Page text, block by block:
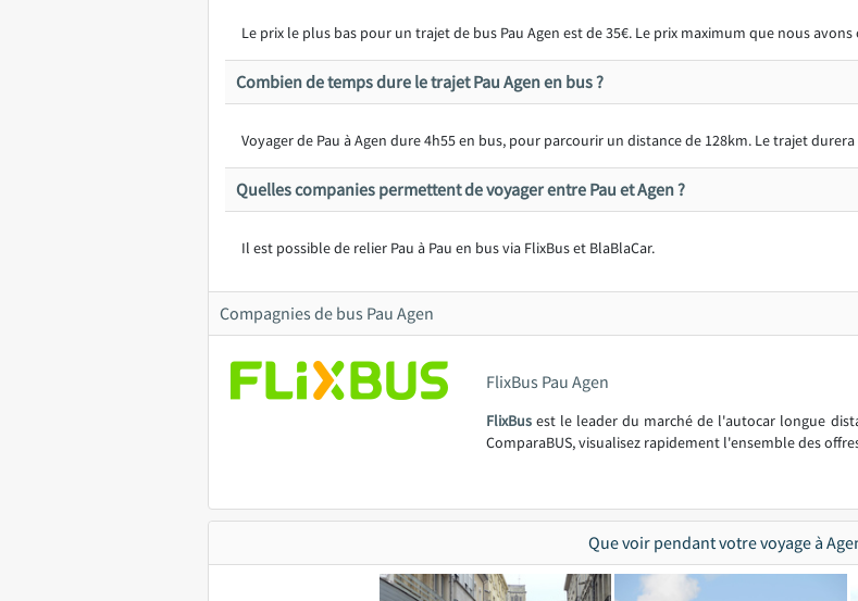
Le prix le plus bas pour un trajet de bus Pau Agen est de 35€. Le prix maximum que nous avons
Combien de temps dure le trajet Pau Agen en bus ?
Voyager de Pau à Agen dure 4h55 en bus, pour parcourir un distance de 128km. Le trajet
Quelles companies permettent de voyager entre Pau et Agen ?
Il est possible de relier Pau à Pau en bus via FlixBus et BlaBlaCar.
Compagnies de bus Pau Agen
FlixBus Pau Agen
FlixBus est le leader du marché de l'autocar longue
ComparaBUS, visualisez rapidement l'ensemble des
Que voir pendant votre voyage à